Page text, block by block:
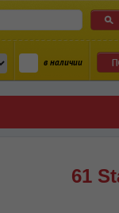
в наличии
61